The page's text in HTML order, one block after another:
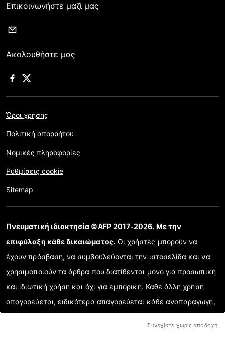
Επικοινωνήστε μαζί μας
Ακολουθήστε μας
Όροι χρήσης
Πολιτική απορρήτου
Νομικές πληροφορίες
Ρυθμίσεις cookie
Sitemap
Πνευματική ιδιοκτησία ©AFP 2017-2026. Με την
επιφύλαξη κάθε δικαιώματος.Οι χρήστες μπορούν να
έχουν πρόσβαση, να συμβουλεύονται την ιστοσελίδα και να
χρησιμοποιούν τα άρθρα που διατίθενται μόνο για προσωπική
και ιδιωτική χρήση και όχι για εμπορική. Κάθε άλλη χρήση
απαγορεύεται, ειδικότερα απαγορεύεται κάθε αναπαραγωγή,
περιεχομένου της ιστοσελίδας για κάθε άλλο σκοπό ή/και με
Συνεχίστε χωρίς αποδοχή